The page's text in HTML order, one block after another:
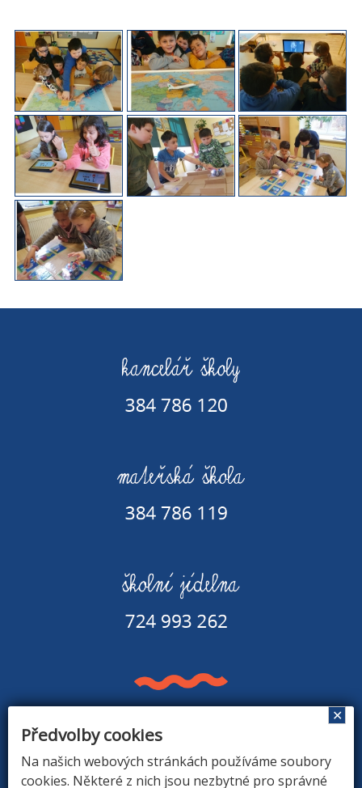
Základní škola a Mateřská škola v Rapšachu
378 07 Rapšach 290
GPS souřadnice: 48.8779183N, 14.9374494E
Předvolby cookies
Na našich webových stránkách používáme soubory
cookies. Některé z nich jsou nezbytné pro správné
✕